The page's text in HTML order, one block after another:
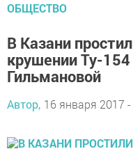
ОБЩЕСТВО
В Казани
крушении Ту-
Гильмановой
Автор, 16 января 2017